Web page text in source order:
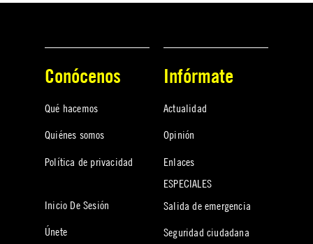
Conócenos
Qué hacemos
Quiénes somos
Política de privacidad
Inicio De Sesión
Únete
Infórmate
Actualidad
Opinión
Enlaces
ESPECIALES
Salida de emergencia
Seguridad ciudadana